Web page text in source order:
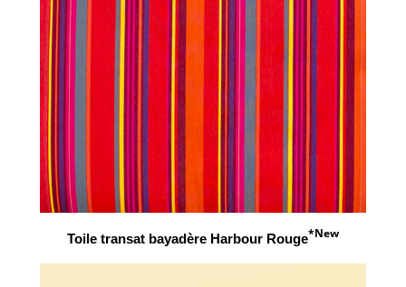
Toile transat bayadère Harbour Rouge*New